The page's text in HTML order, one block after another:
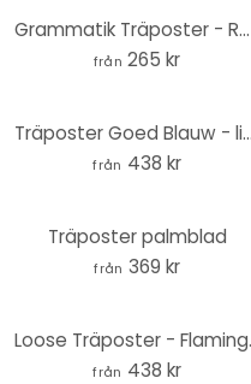
Grammatik Träposter - Resa - Fyrkant
från 265 kr
Träposter Goed Blauw - linoleumsnitt toucan
från 438 kr
Träposter palmblad
från 369 kr
Loose
från 438 kr